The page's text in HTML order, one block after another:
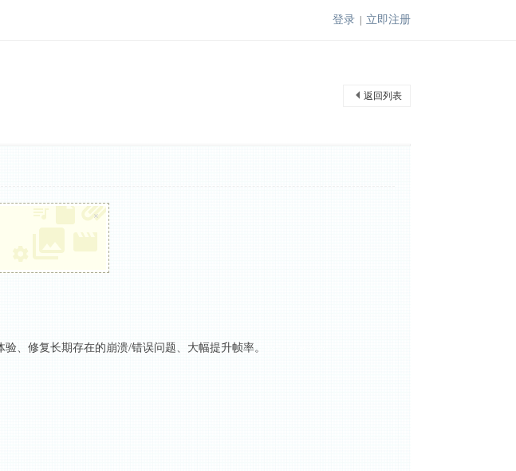
登录 立即注册
返回列表
×
验、修复长期存在的崩溃/错误问题、大幅提升帧率。